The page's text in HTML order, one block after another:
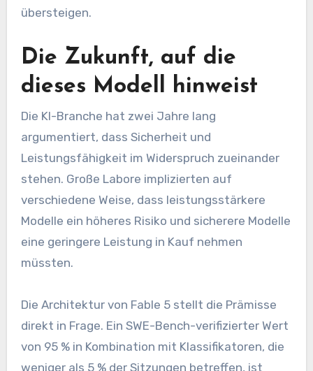
übersteigen.
Die Zukunft, auf die
dieses Modell hinweist
Die KI-Branche hat zwei Jahre lang
argumentiert, dass Sicherheit und
Leistungsfähigkeit im Widerspruch zueinander
stehen. Große Labore implizierten auf
verschiedene Weise, dass leistungsstärkere
Modelle ein höheres Risiko und sicherere Modelle
eine geringere Leistung in Kauf nehmen
müssten.
Die Architektur von Fable 5 stellt die Prämisse
direkt in Frage. Ein SWE-Bench-verifizierter Wert
von 95 % in Kombination mit Klassifikatoren, die
weniger als 5 % der Sitzungen betreffen, ist